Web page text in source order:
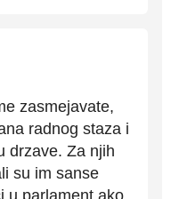
zasmejavate,
radnog staza i
drzave. Za njih
su im sanse
u parlament ako